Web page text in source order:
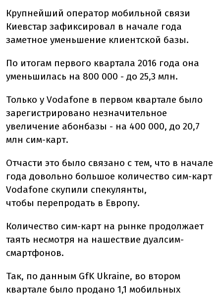
Крупнейший оператор мобильной связи
Киевстар зафиксировал в начале года
заметное уменьшение клиентской базы.
По итогам первого квартала 2016 года она
уменьшилась на 800 000 - до 25,3 млн.
Только у Vodafone в первом квартале было
зарегистрировано незначительное
увеличение абонбазы - на 400 000, до 20,7
млн сим-карт.
Отчасти это было связано с тем, что в начале
года довольно большое количество сим-карт
Vodafone скупили спекулянты,
чтобы перепродать в Европу.
Количество сим-карт на рынке продолжает
таять несмотря на нашествие дуалсим-
смартфонов.
Так, по данным GfK Ukraine, во втором
квартале было продано 1,1 мобильных